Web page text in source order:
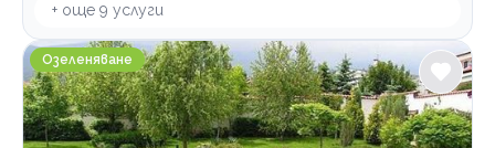
+ още 9 услуги
Солитер ландшафтна архитектура
Озеленяване